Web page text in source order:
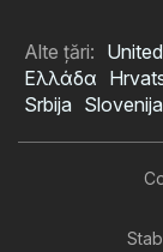
Alte țări:
Ελλάδα
Srbija Slovenija